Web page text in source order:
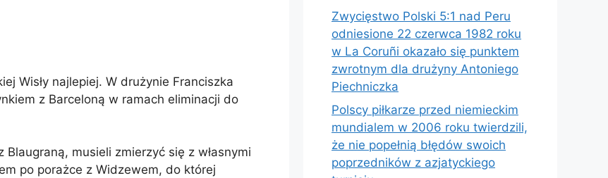
Wisły najlepiej. W drużynie Franciszka
z Barceloną w ramach eliminacji do
Blaugraną, musieli zmierzyć się z własnymi
po porażce z Widzewem, do której
Zwycięstwo Polski 5:1 nad Peru
odniesione 22 czerwca 1982 roku
w La Coruñi okazało się punktem
zwrotnym dla drużyny Antoniego
Piechniczka
Polscy piłkarze przed niemieckim
mundialem w 2006 roku twierdzili,
że nie popełnią błędów swoich
poprzedników z azjatyckiego